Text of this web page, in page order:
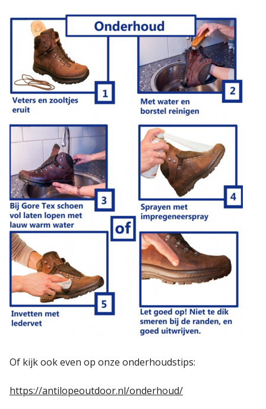
Of kijk ook even op onze onderhoudstips:
https://antilopeoutdoor.nl/onderhoud/